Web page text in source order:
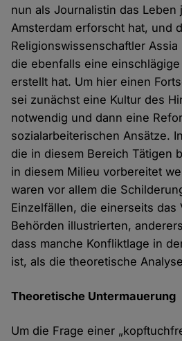
nun als Journalistin das Leben
Amsterdam erforscht hat, und
Religionswissenschaftler Assia
die ebenfalls eine
erstellt hat. Um hier einen
sei zunächst eine Kultur des
notwendig und dann eine
sozialarbeiterischen Ansätze.
die in diesem Bereich Tätigen
in diesem Milieu vorbereitet
waren vor allem die
Einzelfällen, die einerseits das
Behörden illustrierten,
dass manche Konfliktlage in
ist, als die theoretische
Theoretische Untermauerung
Um die Frage einer